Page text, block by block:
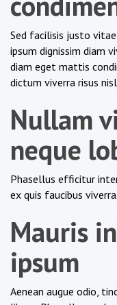
Sed facilisis justo
ipsum dignissim diam
diam eget mattis
dictum viverra risus
Nullam
neque
Phasellus efficitur
ex quis faucibus
Mauris
ipsum
Aenean augue odio,